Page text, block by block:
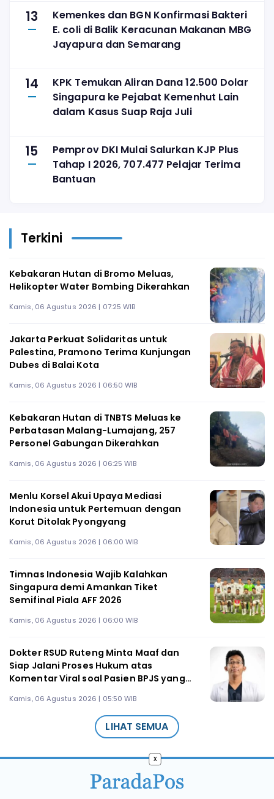
13
Kemenkes dan BGN Konfirmasi Bakteri
E. coli di Balik Keracunan Makanan MBG
Jayapura dan Semarang
14
KPK Temukan Aliran Dana 12.500 Dolar
Singapura ke Pejabat Kemenhut Lain
dalam Kasus Suap Raja Juli
15
Pemprov DKI Mulai Salurkan KJP Plus
Tahap I 2026, 707.477 Pelajar Terima
Bantuan
Terkini
Kebakaran Hutan di Bromo Meluas,
Helikopter Water Bombing Dikerahkan
Kamis, 06 Agustus 2026 | 07:25 WIB
Jakarta Perkuat Solidaritas untuk
Palestina, Pramono Terima Kunjungan
Dubes di Balai Kota
Kamis, 06 Agustus 2026 | 06:50 WIB
Kebakaran Hutan di TNBTS Meluas ke
Perbatasan Malang-Lumajang, 257
Personel Gabungan Dikerahkan
Kamis, 06 Agustus 2026 | 06:25 WIB
Menlu Korsel Akui Upaya Mediasi
Indonesia untuk Pertemuan dengan
Korut Ditolak Pyongyang
Kamis, 06 Agustus 2026 | 06:00 WIB
Timnas Indonesia Wajib Kalahkan
Singapura demi Amankan Tiket
Semifinal Piala AFF 2026
Kamis, 06 Agustus 2026 | 06:00 WIB
Dokter RSUD Ruteng Minta Maaf dan
Siap Jalani Proses Hukum atas
Komentar Viral soal Pasien BPJS yang
Kamis, 06 Agustus 2026 | 05:50 WIB
LIHAT SEMUA
x